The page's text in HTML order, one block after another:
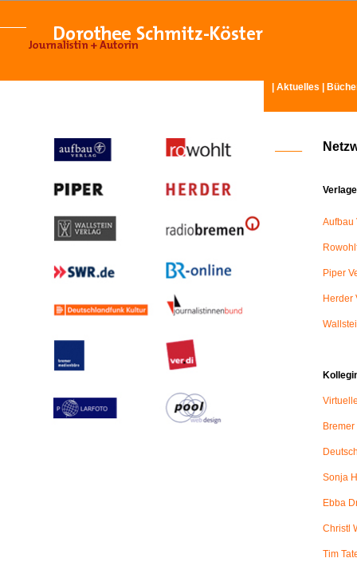
Aktuelles
Verlage
Aufbau
Piper
Herder
Sonja
Ebba
Christl
Tim